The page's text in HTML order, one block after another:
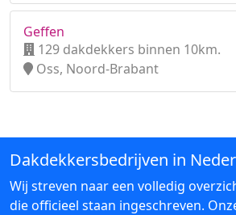
Geffen
129 dakdekkers binnen 10km.
Oss, Noord-Brabant
Dakdekkersbedrijven in
Wij streven naar een volledig
die officieel staan ingeschreven.